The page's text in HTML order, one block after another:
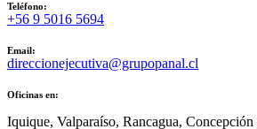
Teléfono:
+56 9 5016 5694
Email:
direccionejecutiva@grupopanal.cl
Oficinas en:
Iquique, Valparaíso, Rancagua, Concepción